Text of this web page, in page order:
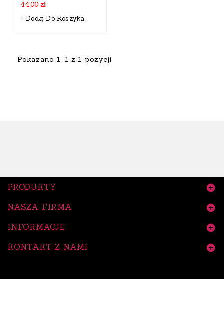
44,00 zł
+ Dodaj Do Koszyka
Pokazano 1-1 z 1 pozycji
PRODUKTY

NASZA FIRMA

INFORMACJE

KONTAKT Z NAMI
